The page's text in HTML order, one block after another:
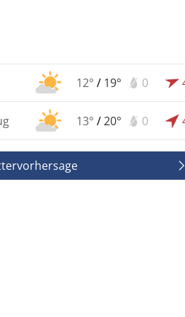
12° / 19° 0
13° /20° 0